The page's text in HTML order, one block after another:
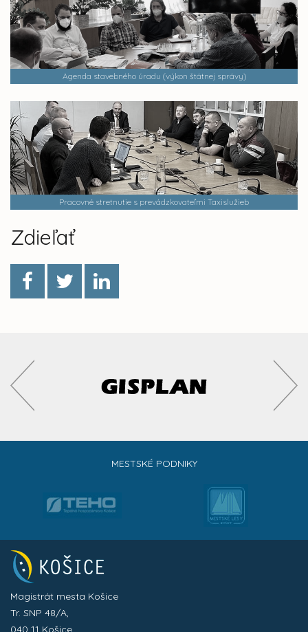
Agenda stavebného úradu (výkon štátnej správy)
Pracovné stretnutie s prevádzkovateľmi Taxislužieb
Zdieľať
MESTSKÉ PODNIKY
Magistrát mesta Košice
Tr. SNP 48/A,
040 11 Košice